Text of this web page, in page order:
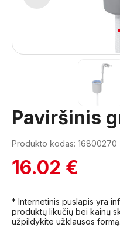
Paviršinis
Produkto kodas: 16800270
16.02 €
* Internetinis puslapis yra
produktų likučių bei kainų
užpildykite užklausos formą.